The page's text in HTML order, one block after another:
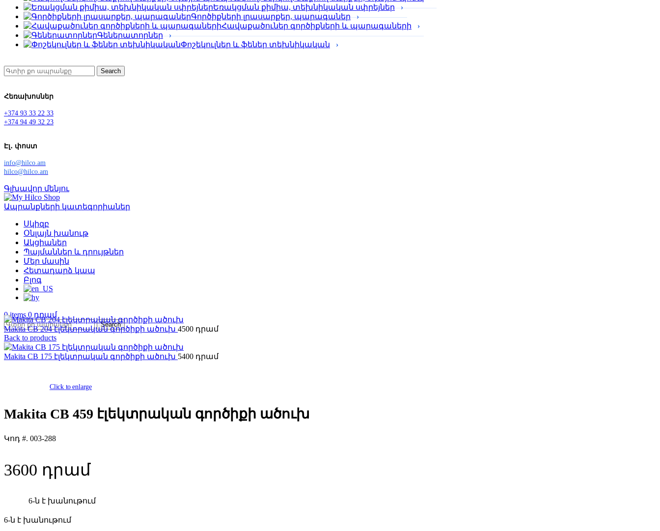
Եռակցման քիմիա, տեխնիկական սփրեյներ
Գործիքների լրասարքեր, պարագաներ
Հավաքածուներ գործիքների և պարագաների
Գեներատորներ
Փոշեկուլներ և ֆեներ տեխնիկական
Search
Հեռախոսներ
+374 93 33 22 33
+374 94 49 32 23
Էլ․ փոստ
info@hilco.am
hilco@hilco.am
Գլխավոր մենյու
Ապրանքների կատեգորիաներ
Սկիզբ
Օնլայն խանութ
Ակցիաներ
Պայմաններ և դրույթներ
Մեր մասին
Հետադարձ կապ
Բլոգ
0items 0
Search
Makita CB 204 էլեկտրական գործիքի ածուխ 4500
Back to products
Makita CB 175 էլեկտրական գործիքի ածուխ 5400
Click to enlarge
Makita CB 459 էլեկտրական գործիքի ածուխ
Կոդ #. 003-288
3600
6-ն է խանութում
6-ն է խանութում